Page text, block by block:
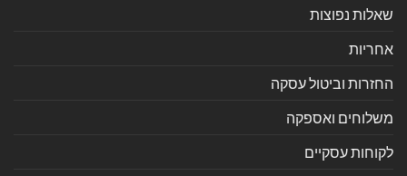
שאלות נפוצות
אחריות
החזרות וביטול עסקה
משלוחים ואספקה
לקוחות עסקיים